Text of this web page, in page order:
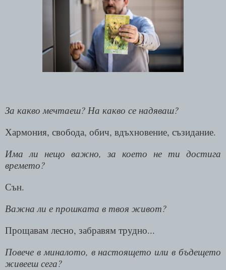
За какво мечтаеш? На какво се надяваш?
Хармония, свобода, обич, вдъхновение, съзидание.
Има ли нещо важно, за което не ти достига
времето?
Сън.
Важна ли е прошката в твоя живот?
Прощавам лесно, забравям трудно...
Повече в миналото, в настоящето или в бъдещето
живееш сега?